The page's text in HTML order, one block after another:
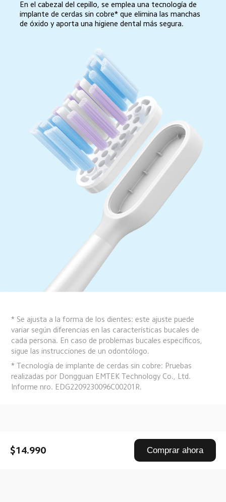
$14.990 Comprar ahora
En el cabezal del cepillo, se emplea una tecnología de
implante de cerdas sin cobre* que elimina las manchas
de óxido y aporta una higiene dental más segura.
* Se ajusta a la forma de los dientes: este ajuste puede
variar según diferencias en las características bucales de
cada persona. En caso de problemas bucales específicos,
sigue las instrucciones de un odontólogo.
* Tecnología de implante de cerdas sin cobre: Pruebas
realizadas por Dongguan EMTEK Technology Co., Ltd.
Informe nro. EDG2209230096C00201R.